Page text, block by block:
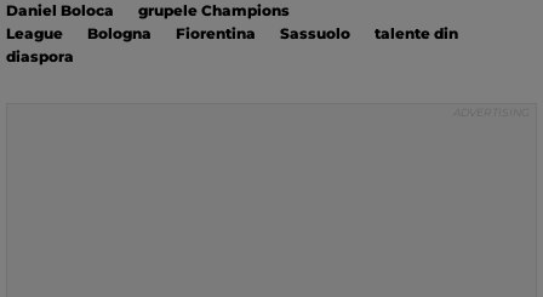
Daniel Boloca
grupele Champions
League
Bologna Fiorentina Sassuolo
talente din
diaspora